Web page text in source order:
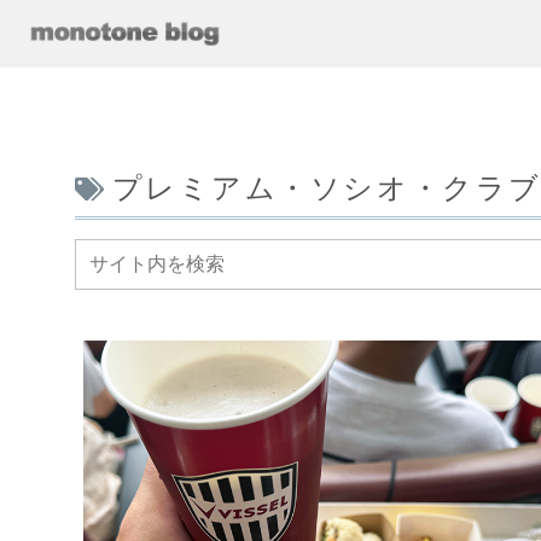
プレミアム・ソシオ・クラブ